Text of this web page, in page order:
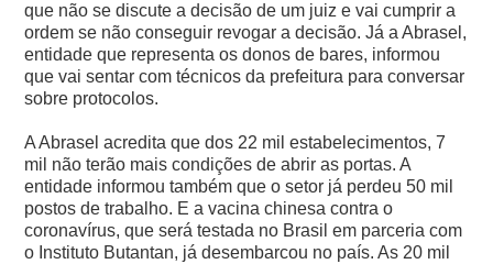
que não se discute a decisão de um juiz e vai cumprir a
ordem se não conseguir revogar a decisão. Já a Abrasel,
entidade que representa os donos de bares, informou
que vai sentar com técnicos da prefeitura para conversar
sobre protocolos.
A Abrasel acredita que dos 22 mil estabelecimentos, 7
mil não terão mais condições de abrir as portas. A
entidade informou também que o setor já perdeu 50 mil
postos de trabalho. E a vacina chinesa contra o
coronavírus, que será testada no Brasil em parceria com
o Instituto Butantan, já desembarcou no país. As 20 mil